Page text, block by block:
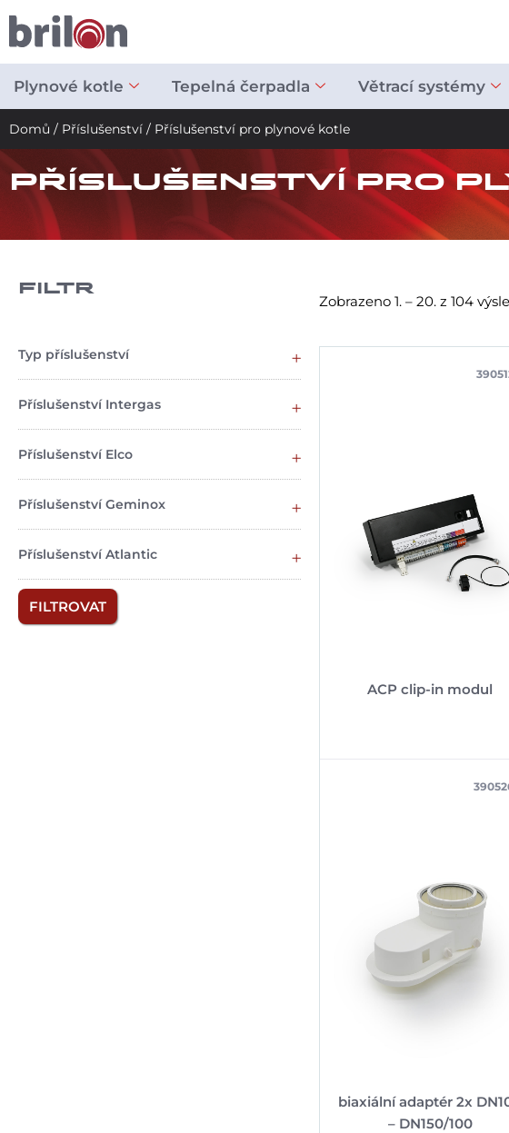
obsah
Plynové kotle Tepelná čerpadla Větrací systémy
Domů / Příslušenství / Příslušenství pro plynové kotle
PŘÍSLUŠENSTVÍ PRO
FILTR
Typ příslušenství
Příslušenství Intergas
Příslušenství Elco
Příslušenství Geminox
Příslušenství Atlantic
FILTROVAT
Zobrazeno 1. – 20. z 104
ACP clip-in modul
biaxiální adaptér 2x
– DN150/100